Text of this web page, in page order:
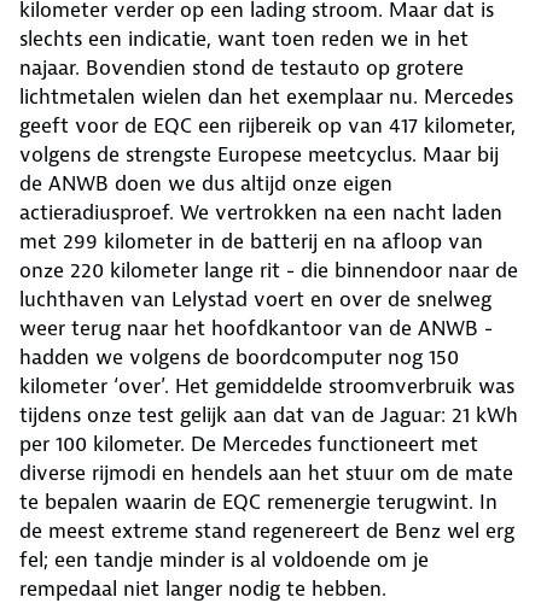
kilometer verder op een lading stroom. Maar dat is
slechts een indicatie, want toen reden we in het
najaar. Bovendien stond de testauto op grotere
lichtmetalen wielen dan het exemplaar nu. Mercedes
geeft voor de EQC een rijbereik op van 417 kilometer,
volgens de strengste Europese meetcyclus. Maar bij
de ANWB doen we dus altijd onze eigen
actieradiusproef. We vertrokken na een nacht laden
met 299 kilometer in de batterij en na afloop van
onze 220 kilometer lange rit - die binnendoor naar de
luchthaven van Lelystad voert en over de snelweg
weer terug naar het hoofdkantoor van de ANWB -
hadden we volgens de boordcomputer nog 150
kilometer ‘over’. Het gemiddelde stroomverbruik was
tijdens onze test gelijk aan dat van de Jaguar: 21 kWh
per 100 kilometer. De Mercedes functioneert met
diverse rijmodi en hendels aan het stuur om de mate
te bepalen waarin de EQC remenergie terugwint. In
de meest extreme stand regenereert de Benz wel erg
fel; een tandje minder is al voldoende om je
rempedaal niet langer nodig te hebben.